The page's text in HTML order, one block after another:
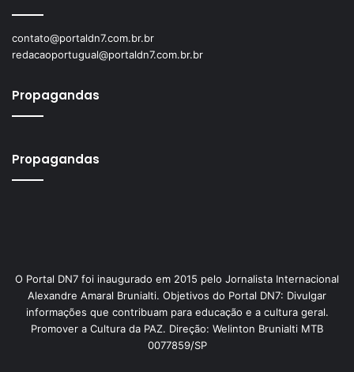
contato@portaldn7.com.br.br
redacaoportugual@portaldn7.com.br.br
Propagandas
Propagandas
O Portal DN7 foi inaugurado em 2015 pelo Jornalista Internacional
Alexandre Amaral Brunialti. Objetivos do Portal DN7: Divulgar
informações que contribuam para educação e a cultura geral.
Promover a Cultura da PAZ. Direção: Welinton Brunialti MTB
0077859/SP